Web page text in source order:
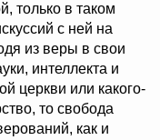
только в таком
с ней на
из веры в свои
интеллекта и
церкви или какого-
то свобода
как и